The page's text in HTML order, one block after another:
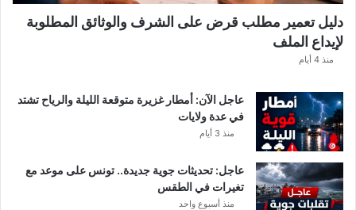
ش
ف
ت
ف
ا
ص
ل
دليل تعمير مطلب قرض على الشرف والوثائق المطلوبة
لإيداع الملف
منذ 4 أيام
عاجل الآن: أمطار غزيرة متوقعة الليلة والرياح تشتد
في عدة ولايات
منذ 3 أيام
عاجل: تحديثات جوية جديدة.. تونس على موعد مع
تغيرات في الطقس
منذ أسبوع واحد